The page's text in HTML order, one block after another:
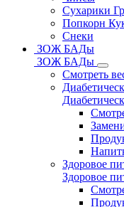
Сухарики
Попкорн
Снеки
ЗОЖ БАДы
ЗОЖ БАДы
Смотреть
Здоровое
Здоровое